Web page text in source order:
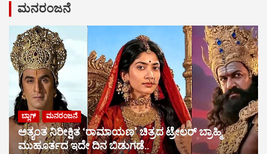
ಮನರಂಜನೆ
ಬ್ಲಾಗ್ ಮನರಂಜನೆ
ಅತ್ಯಂತ ನಿರೀಕ್ಷಿತ ‘ರಾಮಾಯಣ’ ಚಿತ್ರದ ಟ್ರೇಲರ್ ಬ್ರಾಹ್ಮಿ
ಮುಹೂರ್ತದ ಇದೇ ದಿನ ಬಿಡುಗಡೆ..